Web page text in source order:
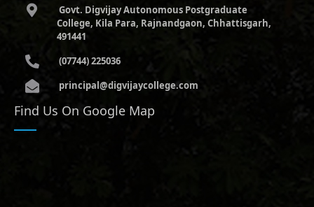
Govt. Digvijay Autonomous Postgraduate
College, Kila Para, Rajnandgaon, Chhattisgarh,
491441
(07744) 225036
principal@digvijaycollege.com
Find Us On Google Map